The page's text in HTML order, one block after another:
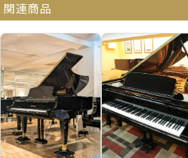
よくある質問
契約後の流れ
中古ピアノ買戻しサービ
ス
関連商品